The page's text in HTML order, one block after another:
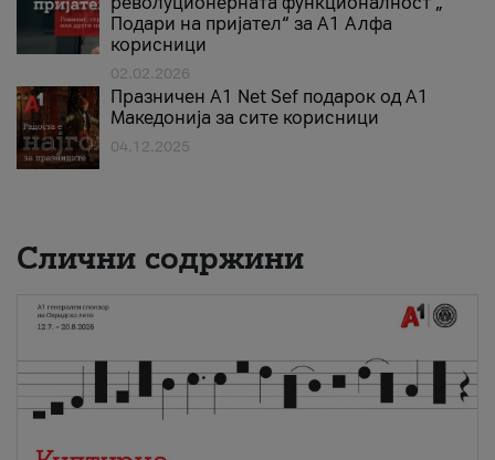
Подари на пријател“ за А1 Алфа
корисници
02.02.2026
Празничен A1 Net Sеf подарок од А1
Македонија за сите корисници
04.12.2025
Слични содржини